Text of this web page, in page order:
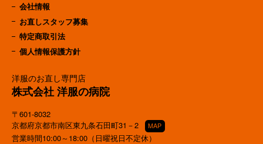
洋服のお直し専門店
株式会社 洋服の病院
〒601-8032
京都府京都市南区東九条石田町31－2
MAP
営業時間10:00～18:00（日曜祝日不定休）
会社情報
お直しスタッフ募集
特定商取引法
個人情報保護方針